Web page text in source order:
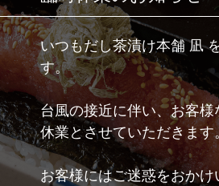
いつもだし茶漬け本舗 凪
す。
台風の接近に伴い、お客
休業とさせていただきます
お客様にはご迷惑をおか